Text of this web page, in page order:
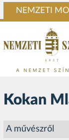
NEMZETI
Kokan